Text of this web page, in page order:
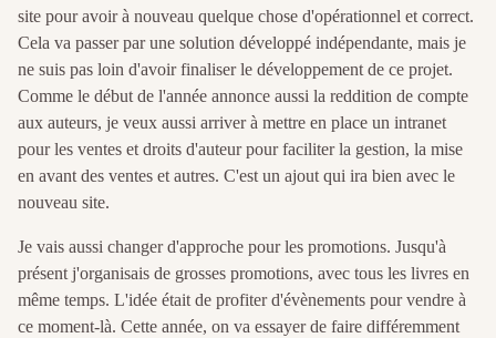
site pour avoir à nouveau quelque chose d'opérationnel et correct.
Cela va passer par une solution développé indépendante, mais je
ne suis pas loin d'avoir finaliser le développement de ce projet.
Comme le début de l'année annonce aussi la reddition de compte
aux auteurs, je veux aussi arriver à mettre en place un intranet
pour les ventes et droits d'auteur pour faciliter la gestion, la mise
en avant des ventes et autres. C'est un ajout qui ira bien avec le
nouveau site.
Je vais aussi changer d'approche pour les promotions. Jusqu'à
présent j'organisais de grosses promotions, avec tous les livres en
même temps. L'idée était de profiter d'évènements pour vendre à
ce moment-là. Cette année, on va essayer de faire différemment